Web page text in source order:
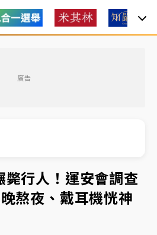
廣告
事人數！辜仲諒向法院聲請遭
2檔！今線上預約開賣一度塞車
7時
假村！東檢抗告成功 今重開羈
斃行人！運安會調查
熬夜、戴耳機恍神